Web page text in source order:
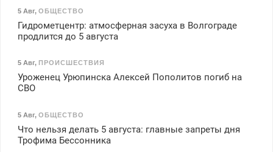
5 Авг, ОБЩЕСТВО
Гидрометцентр: атмосферная засуха в Волгограде
продлится до 5 августа
5 Авг, ПРОИСШЕСТВИЯ
Уроженец Урюпинска Алексей Пополитов погиб на
СВО
5 Авг, ОБЩЕСТВО
Что нельзя делать 5 августа: главные запреты дня
Трофима Бессонника